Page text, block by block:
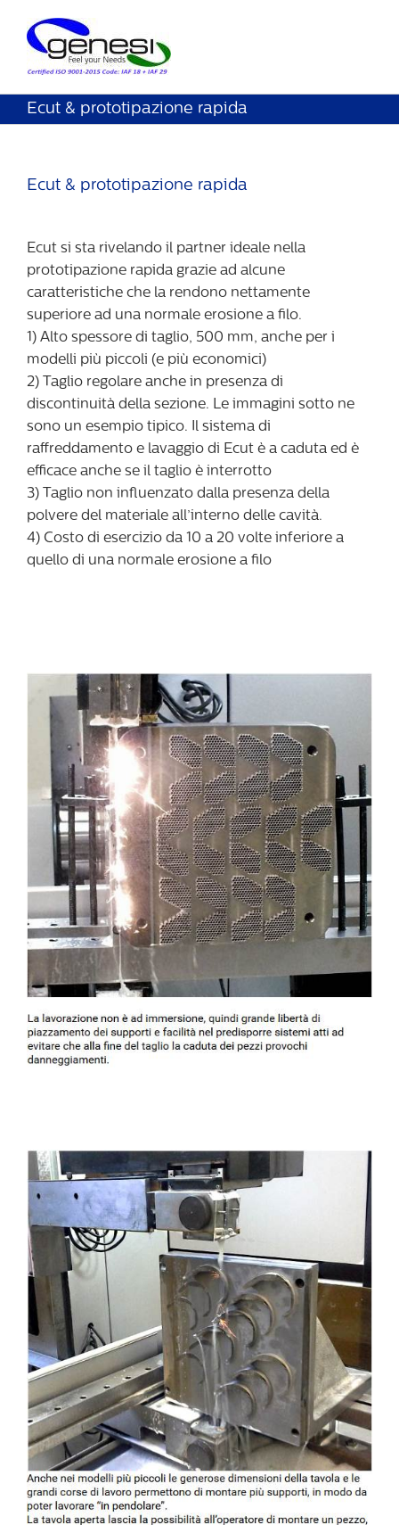
Ecut & prototipazione rapida
Ecut & prototipazione rapida
Ecut si sta rivelando il partner ideale nella
prototipazione rapida grazie ad alcune
caratteristiche che la rendono nettamente
superiore ad una normale erosione a filo.
1) Alto spessore di taglio, 500 mm, anche per i
modelli più piccoli (e più economici)
2) Taglio regolare anche in presenza di
discontinuità della sezione. Le immagini sotto ne
sono un esempio tipico. Il sistema di
raffreddamento e lavaggio di Ecut è a caduta ed è
efficace anche se il taglio è interrotto
3) Taglio non influenzato dalla presenza della
polvere del materiale all’interno delle cavità.
4) Costo di esercizio da 10 a 20 volte inferiore a
quello di una normale erosione a filo